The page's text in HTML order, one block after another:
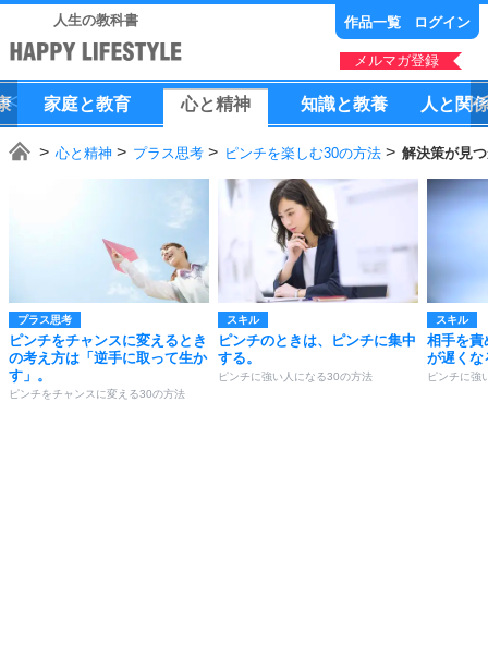
人生の教科書 作品一覧 ログイン
メルマガ登録
家庭と教育 心と精神 知識と教養 人 と 関
心と精神 プラス思考 ピンチを楽しむ30の方法 解決策が見
プラス思考
ピンチをチャンスに変えるとき
の考え方は「逆手に取って生か
す」。
ピンチをチャンスに変える30の方法
スキル
ピンチのときは、ピンチに集中
する。
ピンチに強い人になる30の方法
スキル
相手を責
が遅くな
ピンチに強